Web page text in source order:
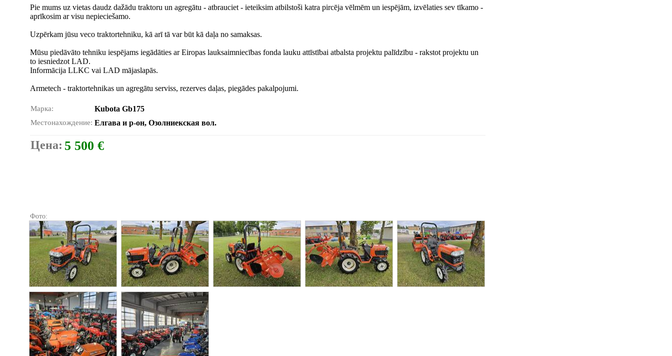
Pie mums uz vietas daudz dažādu traktoru un agregātu - atbrauciet - ieteiksim atbilstoši katra pircēja vēlmēm un iespējām, izvēlaties sev tīkamo -
aprīkosim ar visu nepieciešamo.
Uzpērkam jūsu veco traktortehniku, kā arī tā var būt kā daļa no samaksas.
Mūsu piedāvāto tehniku iespējams iegādāties ar Eiropas lauksaimniecības fonda lauku attīstībai atbalsta projektu palīdzību - rakstot projektu un
to iesniedzot LAD.
Informācija LLKC vai LAD mājaslapās.
Armetech - traktortehnikas un agregātu serviss, rezerves daļas, piegādes pakalpojumi.
Марка: Kubota Gb175
Местонахождение: Елгава и р-он, Озолниекская вол.
Цена: 5 500 €
Фото: